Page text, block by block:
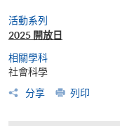
活動系列
2025 開放日
相關學科
社會科學
分享
列印